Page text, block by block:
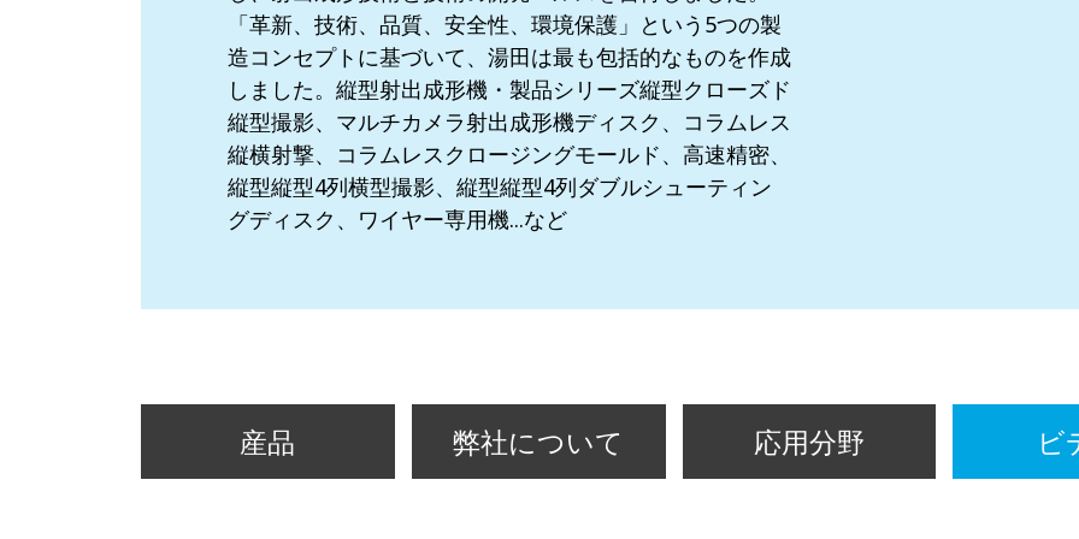
「革新、技術、品質、安全性、環境保護」という5つの製
造コンセプトに基づいて、湯田は最も包括的なものを作成
しました。縦型射出成形機・製品シリーズ縦型クローズド
縦型撮影、マルチカメラ射出成形機ディスク、コラムレス
縦横射撃、コラムレスクロージングモールド、高速精密、
縦型縦型4列横型撮影、縦型縦型4列ダブルシューティン
グディスク、ワイヤー専用機...など
産品 弊社について 応用分野 ビ